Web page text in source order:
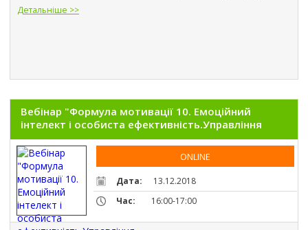
Детальніше >>
Вебінар "Формула мотивації 10. Емоційний
інтелект і особиста ефективність.Управління
станами."
ONLINE
Дата:
13.12.2018
Час:
16:00-17:00